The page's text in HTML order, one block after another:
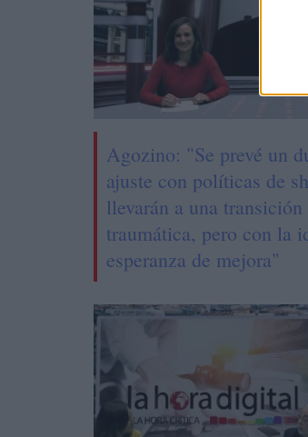
Agozino: "Se prevé un
ajuste con políticas de
llevarán a una
traumática, pero con la
esperanza de mejora"